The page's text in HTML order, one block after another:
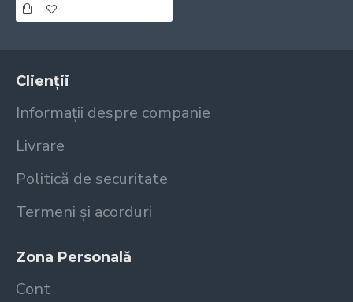
Clienții
Informații despre companie
Livrare
Politică de securitate
Termeni și acorduri
Zona Personală
Cont